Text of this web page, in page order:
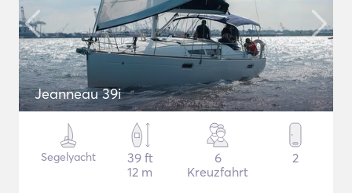
Jeanneau 39i
Segelyacht
39 ft
12 m
6
Kreuzfahrt
2